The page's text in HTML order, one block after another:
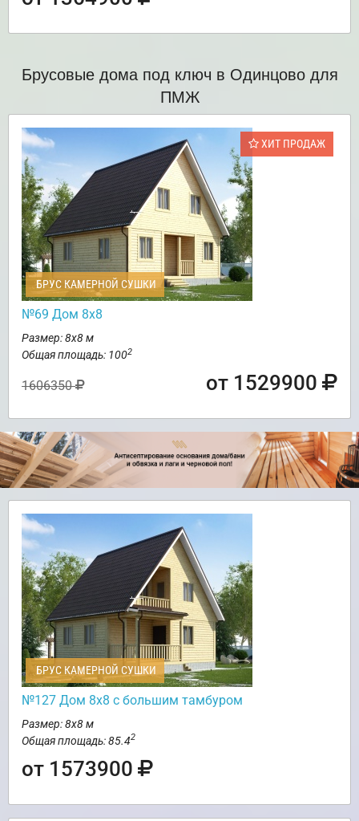
Брусовые дома под ключ в Одинцово для
ПМЖ
ХИТ ПРОДАЖ
БРУС КАМЕРНОЙ СУШКИ
№69 Дом 8х8
Размер: 8х8 м
Общая площадь: 1002
1606350 от 1529900
БРУС КАМЕРНОЙ СУШКИ
№127 Дом 8х8 с большим тамбуром
Размер: 8х8 м
Общая площадь: 85.42
от 1573900